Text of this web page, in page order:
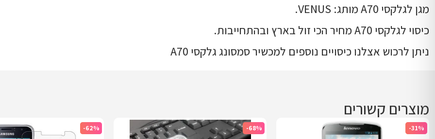
מגן לגלקסי A70 מותג: VENUS.
כיסוי לגלקסי A70 מחיר הכי זול בארץ ובהתחייבות.
ניתן לרכוש אצלנו כיסויים נוספים למכשיר סמסונג גלקסי A70
מוצרים קשורים
-31%
-68%
-62%